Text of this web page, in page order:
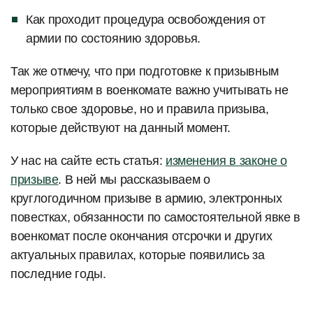
Как проходит процедура освобождения от
армии по состоянию здоровья.
Так же отмечу, что при подготовке к призывным
мероприятиям в военкомате важно учитывать не
только свое здоровье, но и правила призыва,
которые действуют на данный момент.
У нас на сайте есть статья: изменения в законе о
призыве. В ней мы рассказываем о
круглогодичном призыве в армию, электронных
повестках, обязанности по самостоятельной явке в
военкомат после окончания отсрочки и других
актуальных правилах, которые появились за
последние годы.